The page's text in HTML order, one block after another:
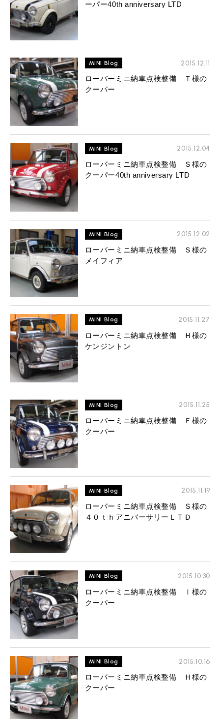
ーパー40th anniversary LTD
MINI Blog
2015.12.11
ローバーミニ納車点検整備 Ｔ様の
クーパー
MINI Blog
2015.12.04
ローバーミニ納車点検整備 Ｓ様の
クーパー40th anniversary LTD
MINI Blog
2015.12.02
ローバーミニ納車点検整備 Ｓ様の
メイフィア
MINI Blog
2015.11.27
ローバーミニ納車点検整備 Ｈ様の
ケンジントン
MINI Blog
2015.11.25
ローバーミニ納車点検整備 Ｆ様の
クーパー
MINI Blog
2015.11.19
ローバーミニ納車点検整備 Ｓ様の
４０ｔｈアニバーサリーＬＴＤ
MINI Blog
2015.10.30
ローバーミニ納車点検整備 Ｉ様の
クーパー
MINI Blog
2015.10.16
ローバーミニ納車点検整備 Ｈ様の
クーパー